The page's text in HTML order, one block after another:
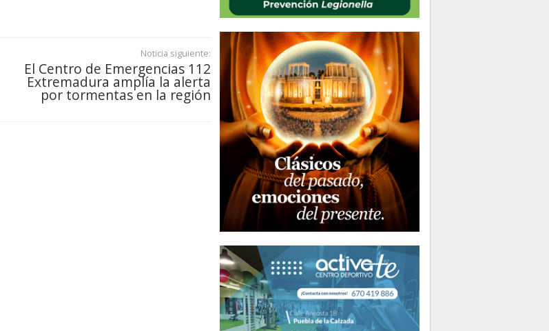
Noticia siguiente:
El Centro de Emergencias 112
Extremadura amplía la alerta
por tormentas en la región